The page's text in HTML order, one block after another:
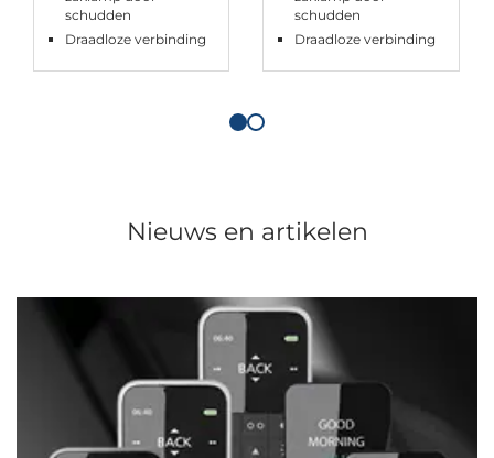
schudden
Draadloze verbinding
schudden
Draadloze verbinding
Nieuws en artikelen